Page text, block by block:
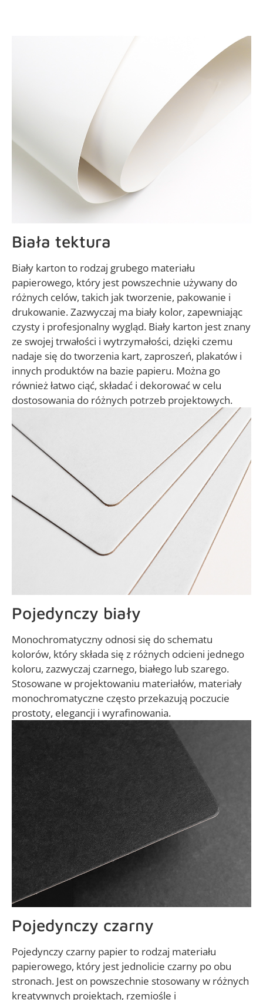
Biała tektura
Biały karton to rodzaj grubego materiału
papierowego, który jest powszechnie używany do
różnych celów, takich jak tworzenie, pakowanie i
drukowanie. Zazwyczaj ma biały kolor, zapewniając
czysty i profesjonalny wygląd. Biały karton jest znany
ze swojej trwałości i wytrzymałości, dzięki czemu
nadaje się do tworzenia kart, zaproszeń, plakatów i
innych produktów na bazie papieru. Można go
również łatwo ciąć, składać i dekorować w celu
dostosowania do różnych potrzeb projektowych.
Pojedynczy biały
Monochromatyczny odnosi się do schematu
kolorów, który składa się z różnych odcieni jednego
koloru, zazwyczaj czarnego, białego lub szarego.
Stosowane w projektowaniu materiałów, materiały
monochromatyczne często przekazują poczucie
prostoty, elegancji i wyrafinowania.
Pojedynczy czarny
Pojedynczy czarny papier to rodzaj materiału
papierowego, który jest jednolicie czarny po obu
stronach. Jest on powszechnie stosowany w różnych
kreatywnych projektach, rzemiośle i